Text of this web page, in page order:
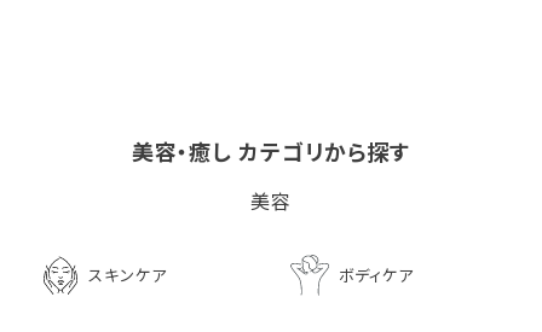
LPLP（ルプルプ） エッ
センスカラートリートメン
美容・癒し カテゴリから探す
美容
スキンケア ボディケア